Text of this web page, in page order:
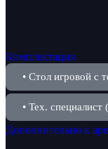
Комплектация
• Стол игровой с
• Тех. специалист
Дополнительно к